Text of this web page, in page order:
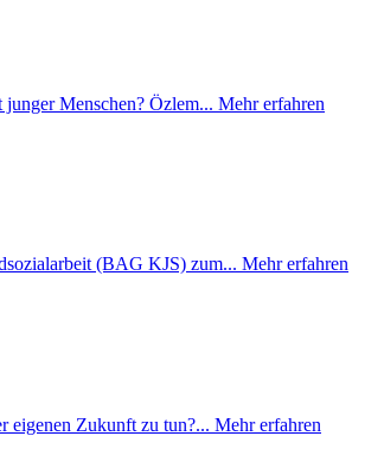
junger Menschen? Özlem... Mehr erfahren
(BAG KJS) zum... Mehr erfahren
eigenen Zukunft zu tun?... Mehr erfahren